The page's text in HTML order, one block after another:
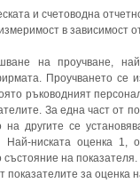
и счетоводна
в зависимост
на проучване,
Проучването се
ръководният
За една част от
другите се
ниската оценка 1,
на показателя.
показателите за оценка